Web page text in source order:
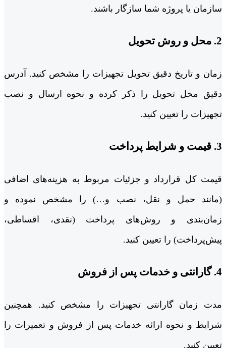
سازمان یا پروژه شما سازگار باشند.
2. محل و روش تحویل
زمان و تاریخ دقیق تحویل تجهیزات را مشخص کنید. آدرس
دقیق محل تحویل را ذکر کرده و نحوه ارسال و نصب
تجهیزات را تعیین کنید.
3. قیمت و شرایط پرداخت
قیمت کل قرارداد و جزئیات مربوط به هزینه‌های اضافی
(مانند حمل و نقل، نصب و…) را مشخص نموده و
زمان‌بندی و روش‌های پرداخت (نقدی، اقساطی،
پیش‌پرداخت) را تعیین کنید.
4. گارانتی و خدمات پس از فروش
مدت زمان گارانتی تجهیزات را مشخص کنید. همچنین
شرایط و نحوه ارائه خدمات پس از فروش و تعمیرات را
تعیین کنید.